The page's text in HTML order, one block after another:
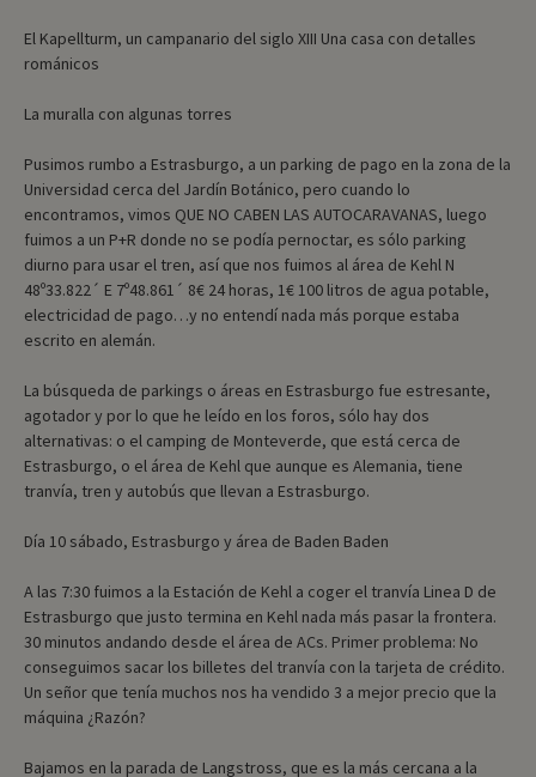
El Kapellturm, un campanario del siglo XIII Una casa con detalles
románicos
La muralla con algunas torres
Pusimos rumbo a Estrasburgo, a un parking de pago en la zona de la
Universidad cerca del Jardín Botánico, pero cuando lo
encontramos, vimos QUE NO CABEN LAS AUTOCARAVANAS, luego
fuimos a un P+R donde no se podía pernoctar, es sólo parking
diurno para usar el tren, así que nos fuimos al área de Kehl N
48º33.822´ E 7º48.861´ 8€ 24 horas, 1€ 100 litros de agua potable,
electricidad de pago…y no entendí nada más porque estaba
escrito en alemán.
La búsqueda de parkings o áreas en Estrasburgo fue estresante,
agotador y por lo que he leído en los foros, sólo hay dos
alternativas: o el camping de Monteverde, que está cerca de
Estrasburgo, o el área de Kehl que aunque es Alemania, tiene
tranvía, tren y autobús que llevan a Estrasburgo.
Día 10 sábado, Estrasburgo y área de Baden Baden
A las 7:30 fuimos a la Estación de Kehl a coger el tranvía Linea D de
Estrasburgo que justo termina en Kehl nada más pasar la frontera.
30 minutos andando desde el área de ACs. Primer problema: No
conseguimos sacar los billetes del tranvía con la tarjeta de crédito.
Un señor que tenía muchos nos ha vendido 3 a mejor precio que la
máquina ¿Razón?
Bajamos en la parada de Langstross, que es la más cercana a la